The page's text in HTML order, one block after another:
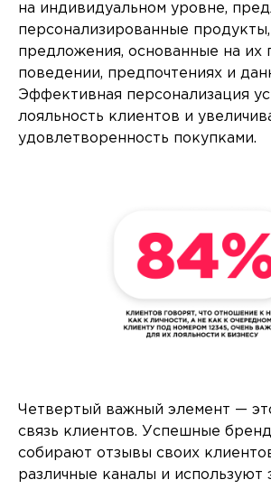
на индивидуальном уровне,
персонализированные продукты,
предложения, основанные на
поведении, предпочтениях и
Эффективная персонализация
лояльность клиентов и
удовлетворенность покупками.
Четвертый важный элемент —
связь клиентов. Успешные
собирают отзывы своих
различные каналы и используют